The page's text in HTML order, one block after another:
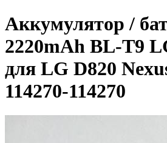
Аккумулятор /
2220mAh BL-T9
для LG D820
114270-114270